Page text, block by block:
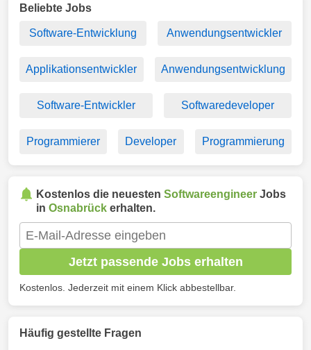
Beliebte Jobs
Software-Entwicklung Anwendungsentwickler
Applikationsentwickler Anwendungsentwicklung
Software-Entwickler Softwaredeveloper
Programmierer Developer Programmierung
Kostenlos die neuesten Softwareengineer Jobs
in Osnabrück erhalten.
Jetzt passende Jobs erhalten
Kostenlos. Jederzeit mit einem Klick abbestellbar.
Häufig gestellte Fragen